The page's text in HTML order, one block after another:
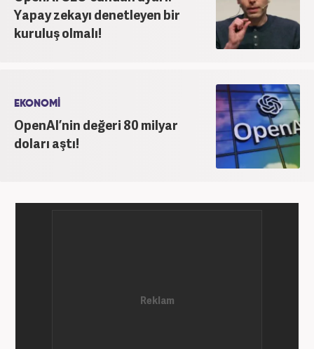
Yapay zekayı denetleyen bir
kuruluş olmalı!
EKONOMİ
OpenAI’nin değeri 80 milyar
doları aştı!